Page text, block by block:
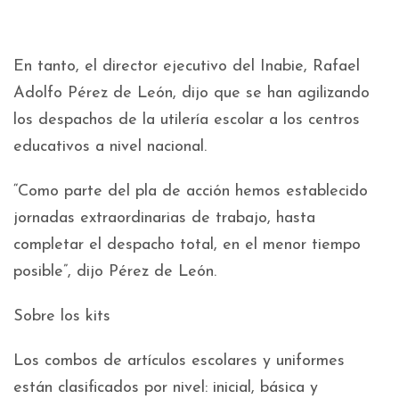
En tanto, el director ejecutivo del Inabie, Rafael
Adolfo Pérez de León, dijo que se han agilizando
los despachos de la utilería escolar a los centros
educativos a nivel nacional.
“Como parte del pla de acción hemos establecido
jornadas extraordinarias de trabajo, hasta
completar el despacho total, en el menor tiempo
posible”, dijo Pérez de León.
Sobre los kits
Los combos de artículos escolares y uniformes
están clasificados por nivel: inicial, básica y